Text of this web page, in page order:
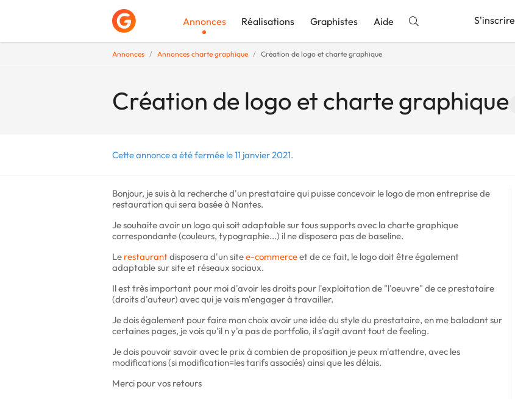
Annonces Réalisations Graphistes Aide S'inscrire
Annonces Annonces charte graphique Création de logo et charte graphique
Création de logo et charte graphique
Cette annonce a été fermée le 11 janvier 2021.
Bonjour, je suis à la recherche d'un prestataire qui puisse concevoir le logo de mon entreprise de
restauration qui sera basée à Nantes.
Je souhaite avoir un logo qui soit adaptable sur tous supports avec la charte graphique
correspondante (couleurs, typographie...) il ne disposera pas de baseline.
Le restaurantdisposera d'un sitee-commerceet de ce fait, le logo doit être également
adaptable sur site et réseaux sociaux.
Il est très important pour moi d'avoir les droits pour l'exploitation de "l'oeuvre" de ce prestataire
(droits d'auteur) avec qui je vais m'engager à travailler.
Je dois également pour faire mon choix avoir une idée du style du prestataire, en me baladant sur
certaines pages, je vois qu'il n y'a pas de portfolio, il s'agit avant tout de feeling.
Je dois pouvoir savoir avec le prix à combien de proposition je peux m'attendre, avec les
modifications (si modification=les tarifs associés) ainsi que les délais.
Merci pour vos retours